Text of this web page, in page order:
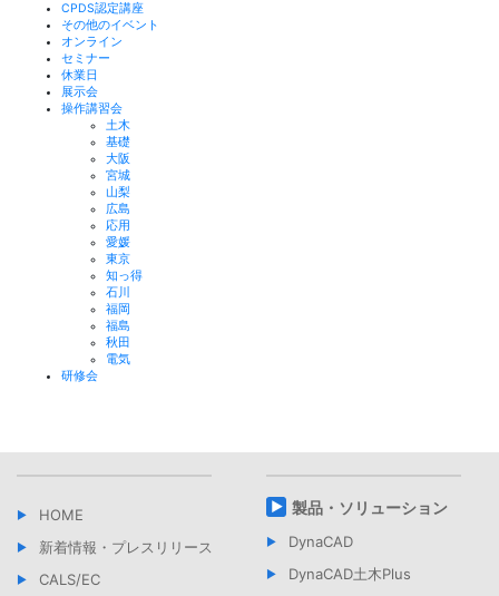
CPDS認定講座
その他のイベント
オンライン
セミナー
休業日
展示会
操作講習会
土木
基礎
大阪
宮城
山梨
広島
応用
愛媛
東京
知っ得
石川
福岡
福島
秋田
電気
研修会
HOME
新着情報・プレスリリース
CALS/EC
製品・ソリューション
DynaCAD
DynaCAD土木Plus